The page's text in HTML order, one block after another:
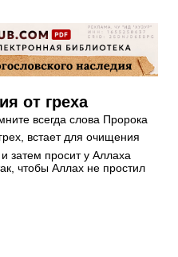
от греха
всегда слова Пророка
затем просит у Аллаха
чтобы Аллах не простил